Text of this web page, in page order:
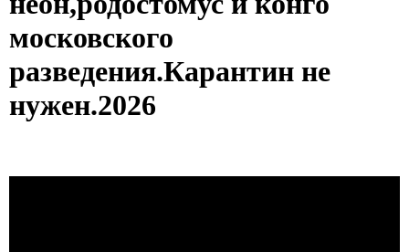
московского
разведения.Карантин не
нужен.2026